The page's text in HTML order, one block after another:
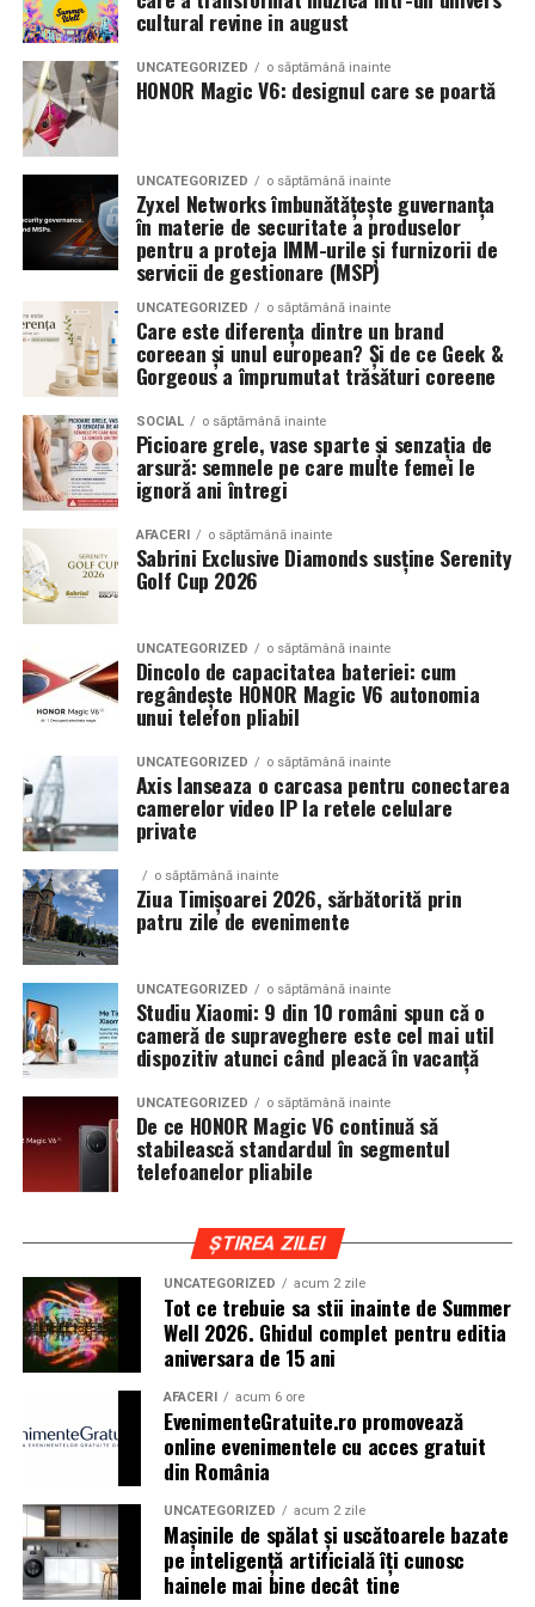
importantă a momentelor speciale din Maramureș,
combinând experiența organizatorică cu capacitatea de
a transforma fiecare eveniment într-o amintire
deosebită pentru participanți.
accentua liniile caroseriei si poate oferi un look
echilibrat, in timp ce o alegere gresita poate strica
proportiile, chiar daca restul masinii este bine realizat.
Anvelopele ca element vizual la show-uri auto
La evenimentele auto din Cluj, anvelopele nu sunt doar
componente functionale, ci si elemente vizuale. Publicul
si fotografii surprind adesea detalii precum modul in
care roata umple aripa, distanta fata de caroserie si
aspectul general al ansamblului roata-janta.
Anvelopele curate, cu dimensiuni corecte si uzura
uniforma, contribuie la imaginea profesionala a unei
masini de show. In multe cazuri, acestea completeaza
jantele si intaresc conceptul ales de proprietar, fie ca
vorbim despre un stil elegant, sportiv sau minimalist.
Echilibrul dintre estetica si utilizare reala
Un aspect specific evenimentelor auto din Cluj este
prezenta multor masini care nu sunt doar proiecte de
show, ci si vehicule utilizate zilnic. Proprietarii acestora
cauta solutii care sa le permita sa participe la
evenimente fara a sacrifica complet confortul sau
siguranta pe drumurile publice.
In acest context, anvelopele alese trebuie sa ofere un
echilibru intre aspect si functionalitate. Multi pasionati
opteaza pentru anvelope care arata bine la show, dar
care pot fi folosite si in conditii reale de trafic,
indiferent de vreme sau sezon.
De ce conteaza tipul de anvelopa la evenimentele din
Cluj
Clujul este un oras in care vremea poate fi imprevizibila,
iar drumurile din imprejurimi includ atat zone urbane,
cat si trasee montane sau colinare. O masina pregatita
de show trebuie sa ajunga la eveniment in siguranta si
fara probleme, indiferent de conditiile de drum.
Din acest motiv, tipul de anvelopa ales devine extrem de
important. Anvelopele care ofera aderenta constanta,
stabilitate si un aspect echilibrat sunt preferate de cei
care nu doresc sa transforme masina intr-un obiect
static. In acest sens, alegerea unoranvelope all season
175 65 r14poate fi potrivita pentru multe proiecte
prezente la evenimentele locale, in special pentru
masinile compacte sau clasice.
Pozitia masinii si rolul anvelopelor
La un show auto, pozitia masinii este analizata atent.
Cat de jos sta masina, cum se aliniaza roata cu aripa si ce
impact vizual are ansamblul sunt detalii care pot face
diferenta intre un proiect obisnuit si unul remarcabil.
cultural revine in august
UNCATEGORIZED o săptămână inainte
HONOR Magic V6: designul care se poartă
UNCATEGORIZED o săptămână inainte
Zyxel Networks îmbunătățește guvernanța
în materie de securitate a produselor
pentru a proteja IMM-urile și furnizorii de
servicii de gestionare (MSP)
UNCATEGORIZED o săptămână inainte
Care este diferența dintre un brand
coreean și unul european? Și de ce Geek &
Gorgeous a împrumutat trăsături coreene
SOCIAL o săptămână inainte
Picioare grele, vase sparte și senzația de
arsură: semnele pe care multe femei le
ignoră ani întregi
AFACERI o săptămână inainte
Sabrini Exclusive Diamonds susține Serenity
Golf Cup 2026
UNCATEGORIZED o săptămână inainte
Dincolo de capacitatea bateriei: cum
regândește HONOR Magic V6 autonomia
unui telefon pliabil
UNCATEGORIZED o săptămână inainte
Axis lanseaza o carcasa pentru conectarea
camerelor video IP la retele celulare
private
o săptămână inainte
Ziua Timișoarei 2026, sărbătorită prin
patru zile de evenimente
UNCATEGORIZED o săptămână inainte
Studiu Xiaomi: 9 din 10 români spun că o
cameră de supraveghere este cel mai util
dispozitiv atunci când pleacă în vacanță
UNCATEGORIZED o săptămână inainte
De ce HONOR Magic V6 continuă să
stabilească standardul în segmentul
telefoanelor pliabile
ȘTIREA ZILEI
UNCATEGORIZED acum 2 zile
Tot ce trebuie sa stii inainte de Summer
Well 2026. Ghidul complet pentru editia
aniversara de 15 ani
AFACERI acum 6 ore
EvenimenteGratuite.ro promovează
online evenimentele cu acces gratuit
din România
UNCATEGORIZED acum 2 zile
Mașinile de spălat și uscătoarele bazate
pe inteligență artificială îți cunosc
hainele mai bine decât tine